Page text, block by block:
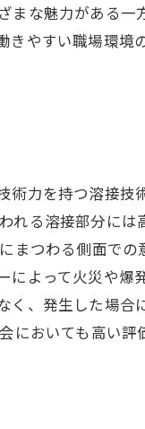
まな魅力がある一
やすい職場環境
力を持つ溶接技
れる溶接部分には
まつわる側面で
によって火災や爆
く、発生した場合
においても高い